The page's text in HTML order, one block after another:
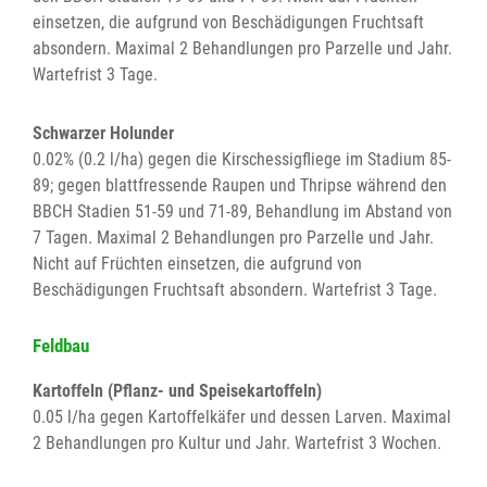
einsetzen, die aufgrund von Beschädigungen Fruchtsaft
absondern. Maximal 2 Behandlungen pro Parzelle und Jahr.
Wartefrist 3 Tage.
Schwarzer Holunder
0.02% (0.2 l/ha) gegen die Kirschessigfliege im Stadium 85-
89; gegen blattfressende Raupen und Thripse während den
BBCH Stadien 51-59 und 71-89, Behandlung im Abstand von
7 Tagen. Maximal 2 Behandlungen pro Parzelle und Jahr.
Nicht auf Früchten einsetzen, die aufgrund von
Beschädigungen Fruchtsaft absondern. Wartefrist 3 Tage.
Feldbau
Kartoffeln (Pflanz- und Speisekartoffeln)
0.05 l/ha gegen Kartoffelkäfer und dessen Larven. Maximal
2 Behandlungen pro Kultur und Jahr. Wartefrist 3 Wochen.